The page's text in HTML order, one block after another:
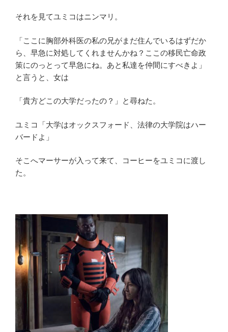
それを見てユミコはニンマリ。
「ここに胸部外科医の私の兄がまだ住んでいるはずだか
ら、早急に対処してくれませんかね？ここの移民亡命政
策にのっとって早急にね。あと私達を仲間にすべきよ」
と言うと、女は
「貴方どこの大学だったの？」と尋ねた。
ユミコ「大学はオックスフォード、法律の大学院はハー
バードよ」
そこへマーサーが入って来て、コーヒーをユミコに渡し
た。